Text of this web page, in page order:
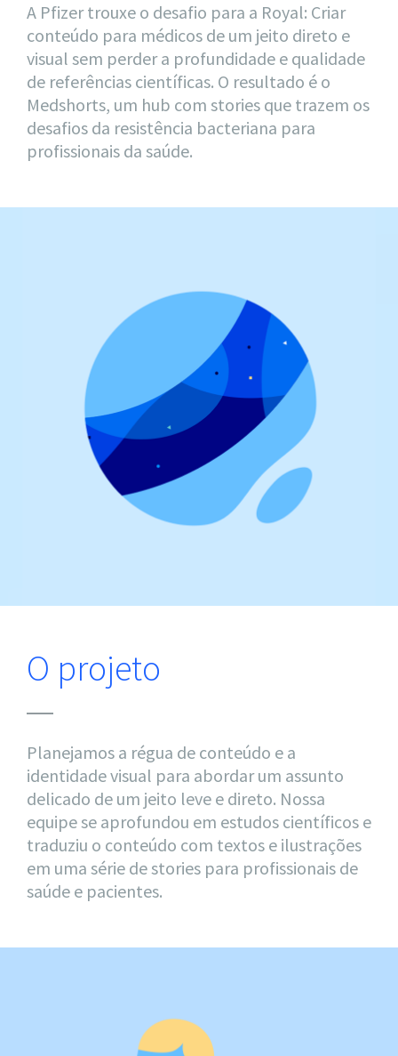
A Pfizer trouxe o desafio para a Royal: Criar
conteúdo para médicos de um jeito direto e
visual sem perder a profundidade e qualidade
de referências científicas. O resultado é o
Medshorts, um hub com stories que trazem os
desafios da resistência bacteriana para
profissionais da saúde.
O projeto
Planejamos a régua de conteúdo e a
identidade visual para abordar um assunto
delicado de um jeito leve e direto. Nossa
equipe se aprofundou em estudos científicos e
traduziu o conteúdo com textos e ilustrações
em uma série de stories para profissionais de
saúde e pacientes.